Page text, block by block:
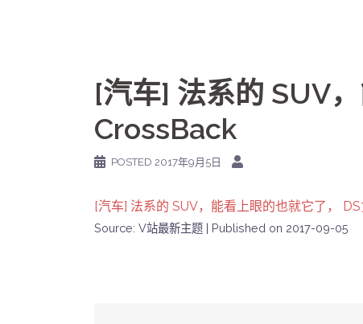
[汽车] 法系的 SUV
CrossBack
POSTED 2017年9月5日
[汽车] 法系的 SUV，能看上眼的也就它了，
Source: V站最新主题 Published on 2017-09-05